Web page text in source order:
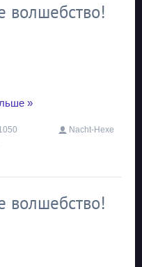
волшебство!
»
Nacht-Hexe
волшебство!